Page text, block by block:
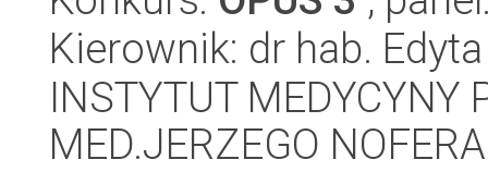
Kierownik: dr hab.
INSTYTUT MEDYCYNY
MED.JERZEGO